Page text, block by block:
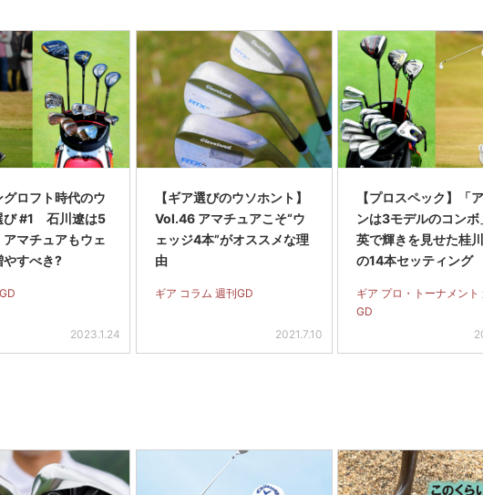
グロフト時代のウ
び #1 石川遼は5
アマチュアもウェ
やすべき?
2023.1.24
【ギア選びのウソホント】
Vol.46 アマチュアこそ“ウ
ェッジ4本”がオススメな理
由
ギア コラム 週刊GD
2021.7.10
【プロスペック】「
ンは3モデルのコンボ
英で輝きを見せた桂
の14本セッティング
ギア プロ・トーナメント
GD